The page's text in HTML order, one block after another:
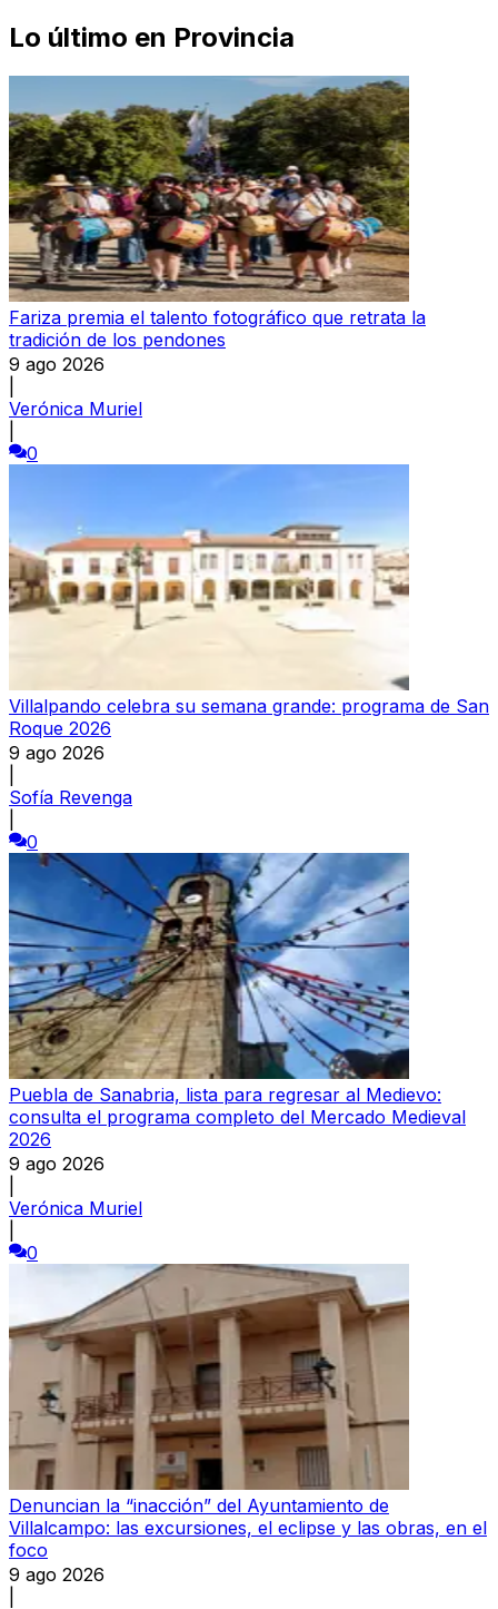
Lo último en Provincia
Fariza premia el talento fotográfico que retrata la
tradición de los pendones
9 ago 2026
Verónica Muriel
0
Villalpando celebra su semana grande: programa de San
Roque 2026
9 ago 2026
Sofía Revenga
0
Puebla de Sanabria, lista para regresar al Medievo:
consulta el programa completo del Mercado Medieval
2026
9 ago 2026
Verónica Muriel
0
Denuncian la “inacción” del Ayuntamiento de
Villalcampo: las excursiones, el eclipse y las obras, en el
foco
9 ago 2026